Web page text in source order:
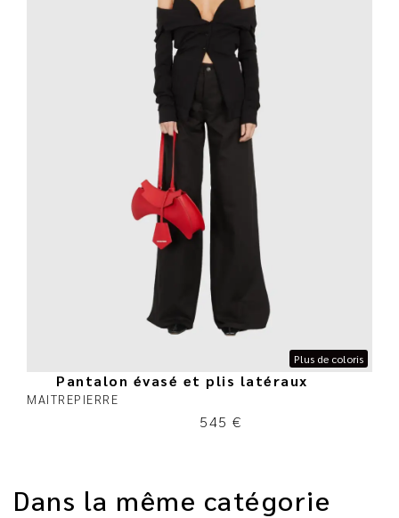
Plus de coloris
Pantalon évasé et plis latéraux
MAITREPIERRE
545 €
Dans la même catégorie